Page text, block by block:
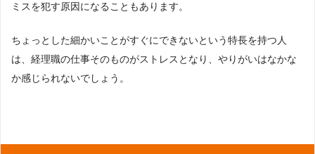
ミスを犯す原因になることもあります。
ちょっとした細かいことがすぐにできないという特長を持つ人
は、経理職の仕事そのものがストレスとなり、やりがいはなかな
か感じられないでしょう。